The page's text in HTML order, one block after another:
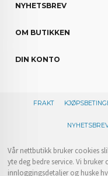
NYHETSBREV
OM BUTIKKEN
DIN KONTO
FRAKT
Vår nettbutikk bruker cookies
yte deg bedre service. Vi
innloggingsdetaljer og huske